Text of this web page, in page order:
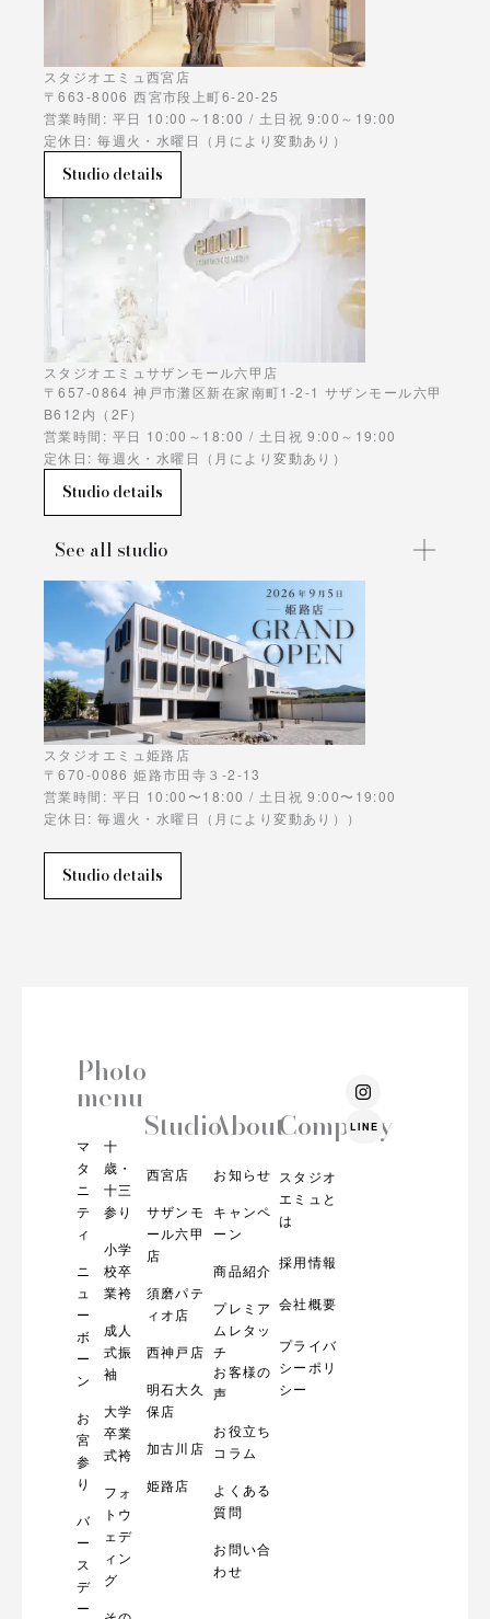
スタジオエミュ西宮店
〒663-8006 西宮市段上町6-20-25
営業時間: 平日 10:00～18:00 / 土日祝 9:00～19:00
定休日: 毎週火・水曜日（月により変動あり）
Studio details
スタジオエミュサザンモール六甲店
〒657-0864 神戸市灘区新在家南町1-2-1 サザンモール六甲
B612内（2F）
営業時間: 平日 10:00～18:00 / 土日祝 9:00～19:00
定休日: 毎週火・水曜日（月により変動あり）
Studio details
See all studio
スタジオエミュ姫路店
〒670-0086 姫路市田寺３-2-13
営業時間: 平日 10:00〜18:00 / 土日祝 9:00〜19:00
定休日: 毎週火・水曜日（月により変動あり））
Studio details
Photo
menu
マ
タ
ニ
テ
ィ
ニ
ュ
ー
ボ
ー
ン
お
宮
参
り
バ
ー
ス
デ
ー
十
歳・
十三
参り
小学
校卒
業袴
成人
式振
袖
大学
卒業
式袴
フォ
トウ
ェデ
ィン
グ
Studio
西宮店
サザンモ
ール六甲
店
須磨パテ
ィオ店
西神戸店
明石大久
保店
加古川店
姫路店
About
お知らせ
キャンペ
ーン
商品紹介
プレミア
ムレタッ
チ
お客様の
声
お役立ち
コラム
よくある
質問
お問い合
わせ
Company
スタジオ
エミュと
は
採用情報
会社概要
プライバ
シーポリ
シー
I
n
s
t
LINE